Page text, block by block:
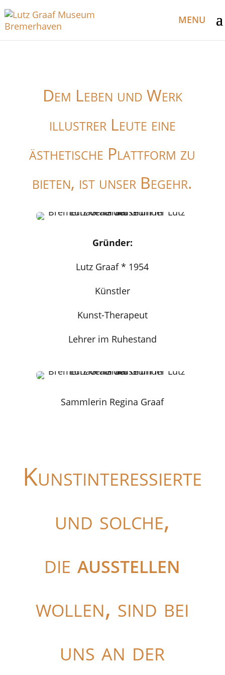
Dem Leben und Werk
illustrer Leute eine
ästhetische Plattform zu
bieten, ist unser Begehr.
Sammlerin Regina Graaf
Gründer:
Lutz Graaf * 1954
Künstler
Kunst-Therapeut
Lehrer im Ruhestand
Kunstinteressierte
und solche,
dieausstellen
wollen, sind bei
uns an der